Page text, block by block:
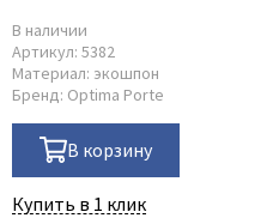
В наличии
Артикул: 5382
Материал: экошпон
Бренд: Optima Porte
В корзину
Купить в 1 клик